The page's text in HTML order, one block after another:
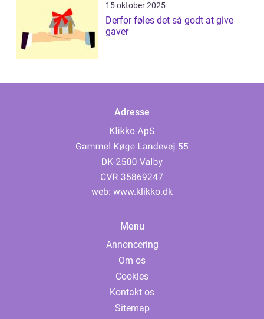
15 oktober 2025
Derfor føles det så godt at give
gaver
Adresse
web: www.klikko.dk
Menu
Annoncering
Om os
Cookies
Kontakt os
Sitemap